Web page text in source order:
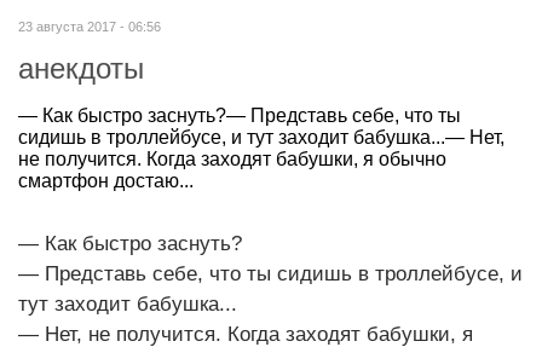
23 августа 2017 - 06:56
анекдоты
— Как быстро заснуть?— Представь себе, что ты
сидишь в троллейбусе, и тут заходит бабушка...— Нет,
не получится. Когда заходят бабушки, я обычно
смартфон достаю...
— Как быстро заснуть?
— Представь себе, что ты сидишь в троллейбусе, и
тут заходит бабушка...
— Нет, не получится. Когда заходят бабушки, я